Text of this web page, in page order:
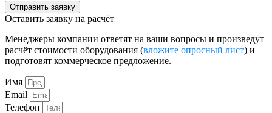
Отправить заявку
Оставить заявку на расчёт
Менеджеры компании ответят на ваши вопросы и произведут
расчёт стоимости оборудования (вложите опросный лист) и
подготовят коммерческое предложение.
Имя
Email
Телефон